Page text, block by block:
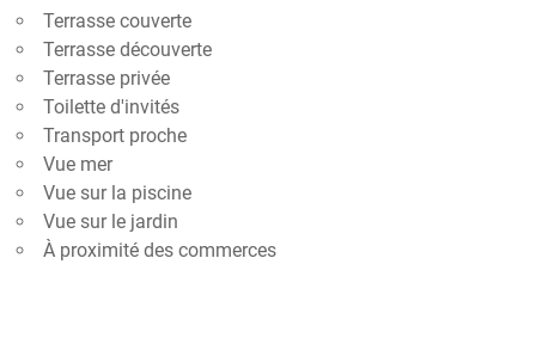
Terrasse couverte
Terrasse découverte
Terrasse privée
Toilette d'invités
Transport proche
Vue mer
Vue sur la piscine
Vue sur le jardin
À proximité des commerces